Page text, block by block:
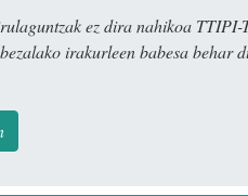
ez dira nahikoa
irakurleen babesa behar